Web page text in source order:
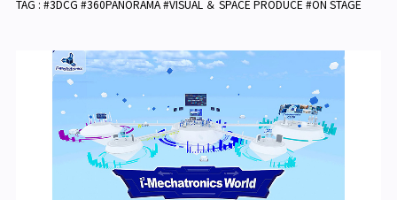
TAG : #3DCG #360PANORAMA #VISUAL ＆ SPACE PRODUCE #ON STAGE